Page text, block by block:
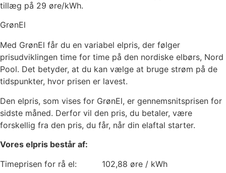
tillæg på 29 øre/kWh.
GrønEl
Med GrønEl får du en variabel elpris, der følger
prisudviklingen time for time på den nordiske elbørs, Nord
Pool. Det betyder, at du kan vælge at bruge strøm på de
tidspunkter, hvor prisen er lavest.
Den elpris, som vises for GrønEl, er gennemsnitsprisen for
sidste måned. Derfor vil den pris, du betaler, være
forskellig fra den pris, du får, når din elaftal starter.
Vores elpris består af:
Timeprisen for rå el: 102,88 øre / kWh